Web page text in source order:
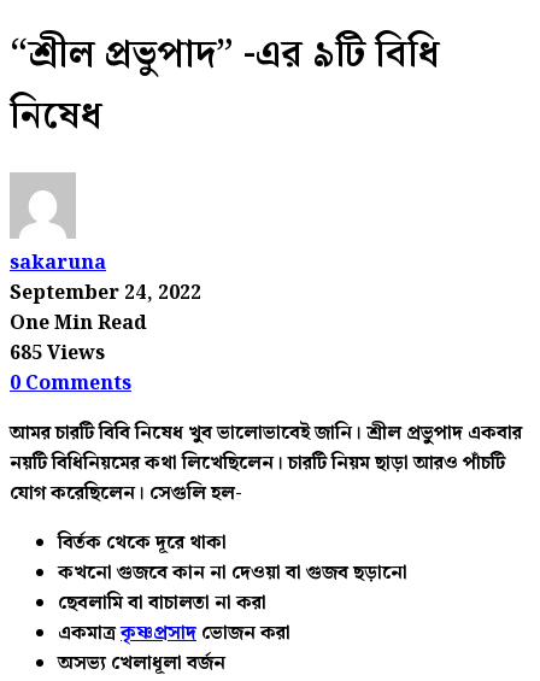
“শ্রীল প্রভুপাদ” -এর ৯টি বিধি
নিষেধ
sakaruna
September 24, 2022
One Min Read
685 Views
0 Comments
আমর চারটি বিবি নিষেধ খুব ভালোভাবেই জানি। শ্রীল প্রভুপাদ একবার
নয়টি বিধিনিয়মের কথা লিখেছিলেন। চারটি নিয়ম ছাড়া আরও পাঁচটি
যোগ করেছিলেন। সেগুলি হল-
বির্তক থেকে দূরে থাকা
কখনো গুজবে কান না দেওয়া বা গুজব ছড়ানো
ছেবলামি বা বাচালতা না করা
একমাত্রকৃষ্ণপ্রসাদ ভোজন করা
অসভ্য খেলাধূলা বর্জন